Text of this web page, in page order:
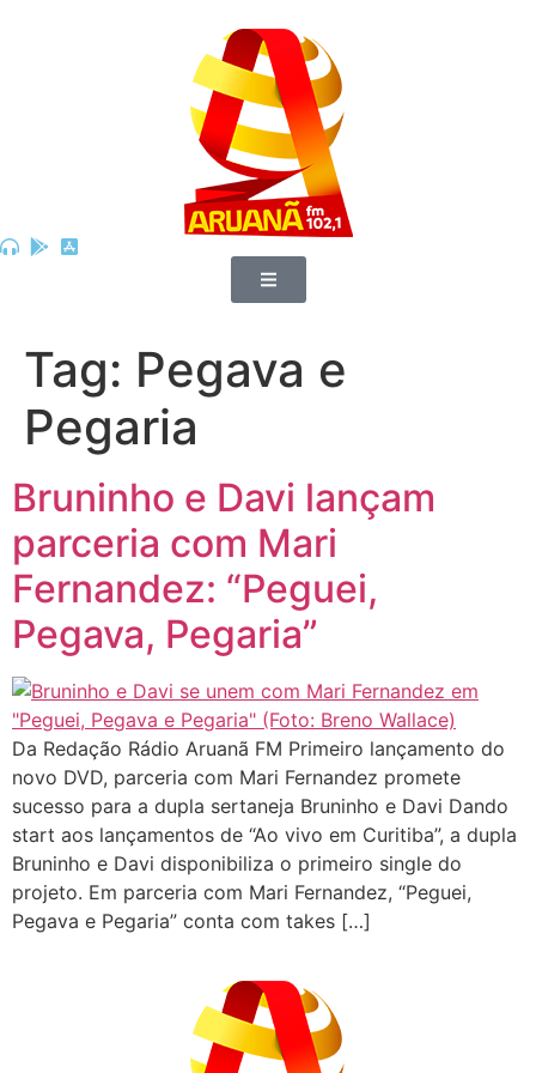
Tag: Pegava e
Pegaria
Bruninho e Davi lançam
parceria com Mari
Fernandez: “Peguei,
Pegava, Pegaria”
Da Redação Rádio Aruanã FM Primeiro lançamento do
novo DVD, parceria com Mari Fernandez promete
sucesso para a dupla sertaneja Bruninho e Davi Dando
start aos lançamentos de “Ao vivo em Curitiba”, a dupla
Bruninho e Davi disponibiliza o primeiro single do
projeto. Em parceria com Mari Fernandez, “Peguei,
Pegava e Pegaria” conta com takes […]